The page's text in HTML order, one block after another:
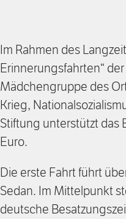
Im Rahmen des
Erinnerungsfahrten“
Mädchengruppe des
Krieg,
Stiftung unterstützt das
Euro.
Die erste Fahrt führt
Sedan. Im Mittelpunkt
deutsche